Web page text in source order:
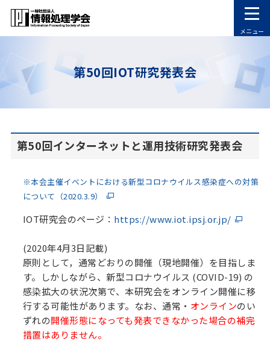
メニュー
第50回IOT研究発表会
第50回インターネットと運用技術研究発表会
※本会主催イベントにおける新型コロナウイルス感染症への対策
について（2020.3.9）
IOT研究会のページ： https://www.iot.ipsj.or.jp/
(2020年4月3日記載)
原則として，通常どおりの開催（現地開催）を目指しま
す。しかしながら、新型コロナウイルス (COVID-19) の
感染拡大の状況次第で、本研究会をオンライン開催に移
行する可能性があります。なお、通常・ オンラインのい
ずれの開催形態になっても発表できなかった場合の補完
措置はありません。